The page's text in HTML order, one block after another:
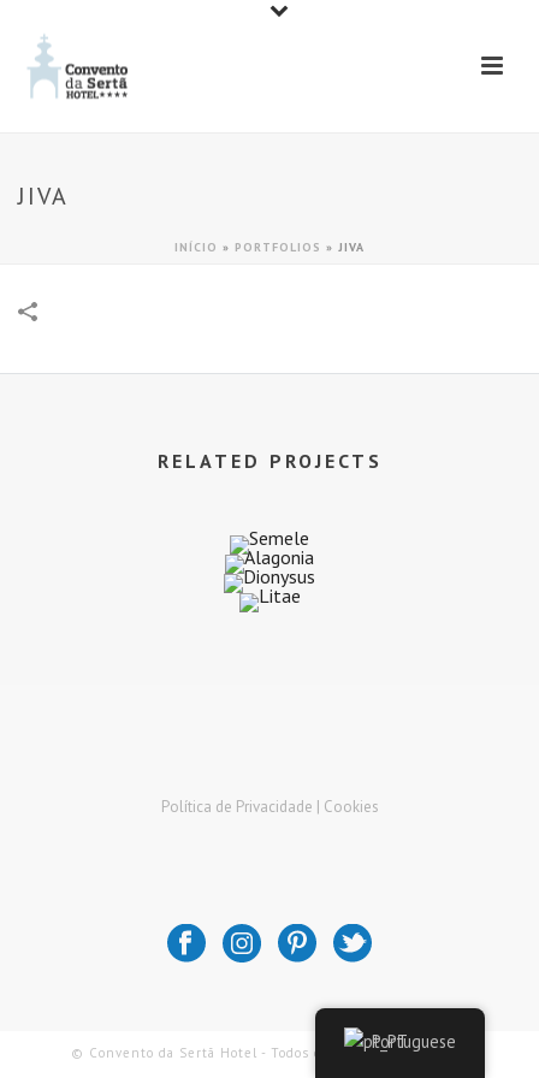
JIVA
INÍCIO » PORTFOLIOS » JIVA
RELATED PROJECTS
Política de Privacidade | Cookies
© Convento da Sertã Hotel - Todos os Direitos Reservados
Portuguese